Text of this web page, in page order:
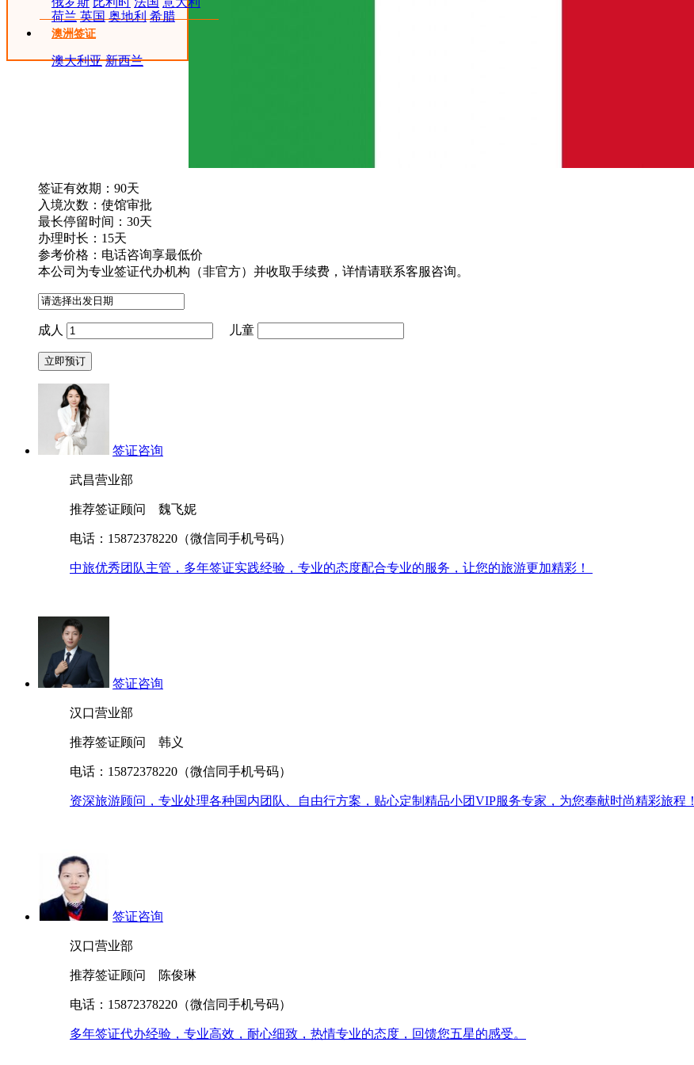
荷兰 英国 奥地利 希腊
澳洲签证
澳大利亚 新西兰
签证有效期：90天
入境次数：使馆审批
最长停留时间：30天
办理时长：15天
参考价格： 电话咨询享最低价
本公司为专业签证代办机构（非官方）并收取手续费，详情请联系客服咨询。
成人 儿童
签证咨询
武昌营业部
推荐签证顾问 魏飞妮
电话：15872378220（微信同手机号码）
中旅优秀团队主管，多年签证实践经验，专业的态度配合专业的服务，让您的旅游更加精彩！
签证咨询
汉口营业部
推荐签证顾问 韩义
电话：15872378220（微信同手机号码）
资深旅游顾问，专业处理各种国内团队、自由行方案，贴心定制精品小团VIP服务专家，为您奉献时尚精彩旅程！
签证咨询
汉口营业部
推荐签证顾问 陈俊琳
电话：15872378220（微信同手机号码）
多年签证代办经验，专业高效，耐心细致，热情专业的态度，回馈您五星的感受。